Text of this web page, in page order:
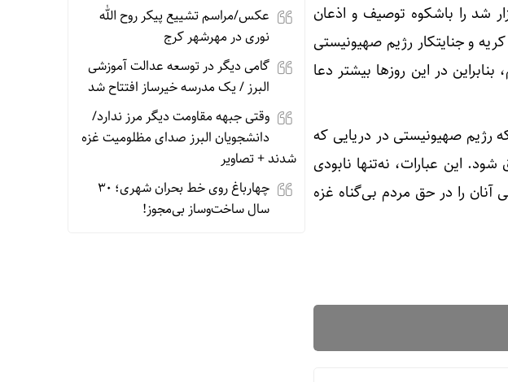
شد را باشکوه توصیف و اذعان
و جنایتکار رژیم صهیونیستی
در این روزها بیشتر دعا
رژیم صهیونیستی در دریایی که
این عبارات، نه‌تنها نابودی
آنان را در حق مردم بی‌گناه غزه
عکس/مراسم تشییع پیکر روح الله
نوری در مهرشهر کرج
گامی دیگر در توسعه عدالت آموزشی
البرز / یک مدرسه خیرساز افتتاح شد
وقتی جبهه مقاومت دیگر مرز ندارد/
دانشجویان البرز صدای مظلومیت غزه
شدند + تصاویر
چهارباغ روی خط بحران شهری؛ ۳۰
سال ساخت‌وساز بی‌مجوز!